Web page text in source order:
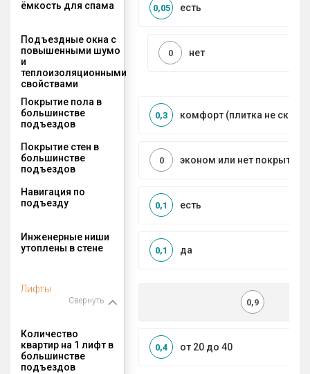
ёмкость для спама есть
0,05
Подъездные окна с
повышенными шумо
и
теплоизоляционными
свойствами
нет
0
Покрытие пола в
большинстве
подъездов
комфорт (плитка не
0,3
Покрытие стен в
большинстве
подъездов
эконом или нет покрытия
0
Навигация по
подъезду
есть
0,1
Инженерные ниши
утоплены в стене
да
0,1
Лифты
Свернуть 0,9
Количество
квартир на 1 лифт в
большинстве
подъездов
от 20 до 40
0,4